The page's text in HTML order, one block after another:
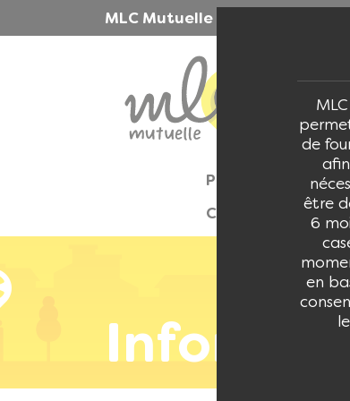
MLC Mutuelle >
Navigation principale
Particuliers
Contact
Panneau de gestion des cookies
de
être
6
en